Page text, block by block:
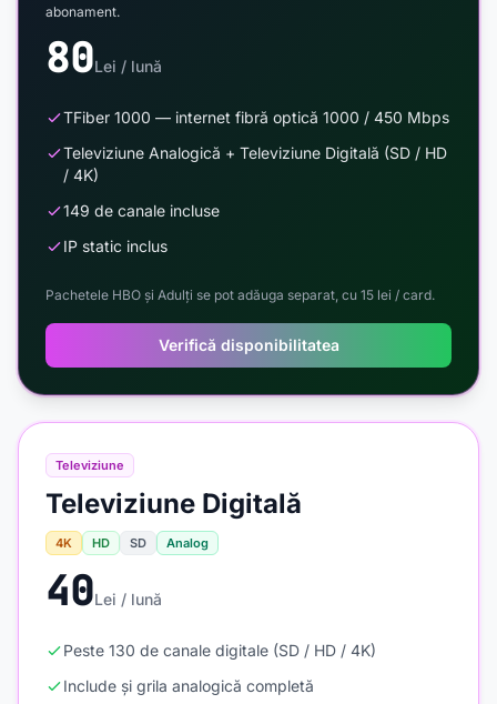
Televiziune
Televiziune Digitală
4K HD SD Analog
40Lei / lună
Peste 130 de canale digitale (SD / HD / 4K)
Include și grila analogică completă
abonament.
80Lei / lună
TFiber 1000 — internet fibră optică 1000 / 450 Mbps
Televiziune Analogică + Televiziune Digitală (SD / HD
/ 4K)
149 de canale incluse
IP static inclus
Pachetele HBO și Adulți se pot adăuga separat, cu 15 lei / card.
Verifică disponibilitatea